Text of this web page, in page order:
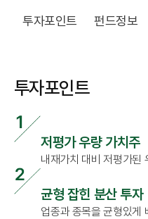
투자포인트 펀드정보
투자포인트
저평가 우량 가치주
내재가치 대비 저평가된
균형 잡힌 분산 투자
업종과 종목을 균형있게